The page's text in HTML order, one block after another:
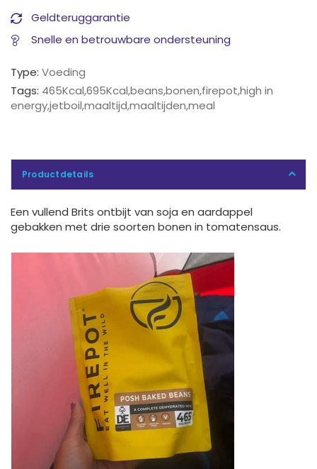
Geldteruggarantie
Snelle en betrouwbare ondersteuning
Type: Voeding
Tags: 465Kcal,695Kcal,beans,bonen,firepot,high in
energy,jetboil,maaltijd,maaltijden,meal
Productdetails
Een vullend Brits ontbijt van soja en aardappel
gebakken met drie soorten bonen in tomatensaus.